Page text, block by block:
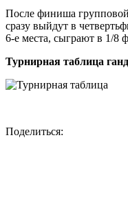
После финиша
сразу выйдут в
6-е места, сыграют в 1/8
Турнирная таблица
Поделиться: